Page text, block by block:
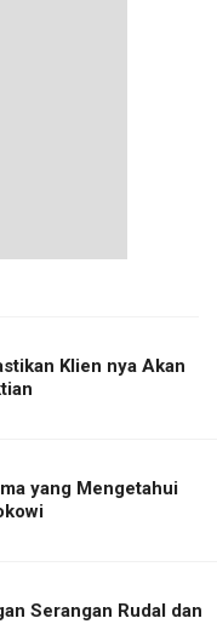
Klien nya Akan
yang Mengetahui
Serangan Rudal dan